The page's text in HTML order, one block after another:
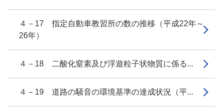
４－17 指定自動車教習所の数の推移（平成22年～
26年）
４－18 二酸化窒素及び浮遊粒子状物質に係る...
４－19 道路の騒音の環境基準の達成状況（平...